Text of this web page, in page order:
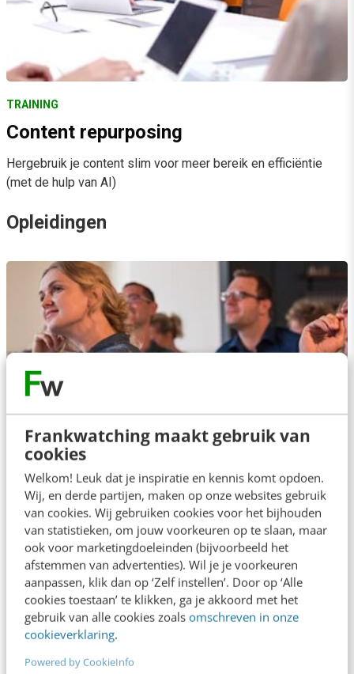
Frankwatching maakt gebruik van
cookies
Welkom! Leuk dat je inspiratie en kennis komt opdoen.
Wij, en derde partijen, maken op onze websites gebruik
van cookies. Wij gebruiken cookies voor het bijhouden
van statistieken, om jouw voorkeuren op te slaan, maar
ook voor marketingdoeleinden (bijvoorbeeld het
afstemmen van advertenties). Wil je je voorkeuren
aanpassen, klik dan op ‘Zelf instellen’. Door op ‘Alle
cookies toestaan’ te klikken, ga je akkoord met het
gebruik van alle cookies zoals omschreven in onze
cookieverklaring.
Powered by CookieInfo
TRAINING
Content repurposing
Hergebruik je content slim voor meer bereik en efficiëntie
(met de hulp van AI)
Opleidingen
OPLEIDING
Contentstrategie
Een sterke basis voor succesvolle contentstrategie in 5
dagen